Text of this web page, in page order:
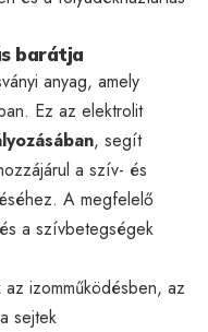
barátja
anyag, amely
Ez az elektrolit
, segít
a szív- és
A megfelelő
a szívbetegségek
izomműködésben, az
sejtek